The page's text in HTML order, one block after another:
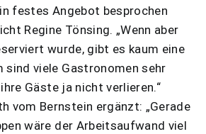
festes Angebot besprochen
Regine Tönsing. „Wenn aber
wurde, gibt es kaum eine
sind viele Gastronomen sehr
Gäste ja nicht verlieren.“
vom Bernstein ergänzt: „Gerade
wäre der Arbeitsaufwand viel